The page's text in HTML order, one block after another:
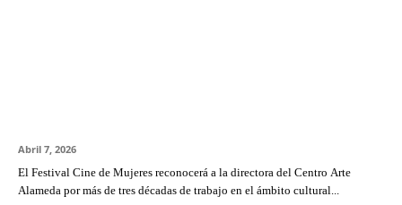
Abril 7, 2026
El Festival Cine de Mujeres reconocerá a la directora del Centro Arte
Alameda por más de tres décadas de trabajo en el ámbito cultural...